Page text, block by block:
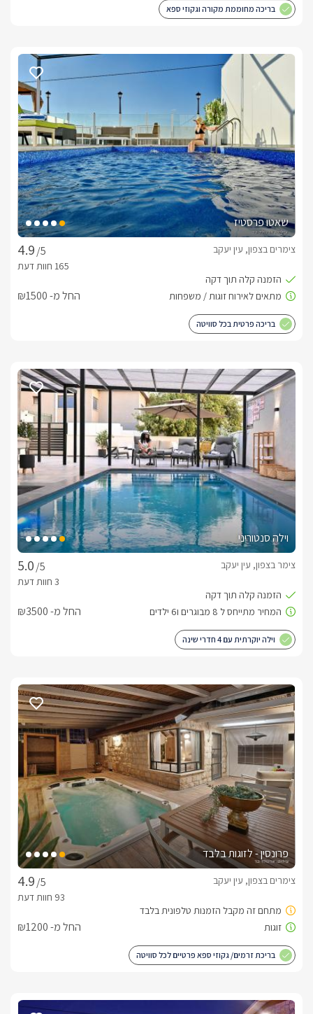
בריכה מחוממת מקורה וגקוזי ספא
שאטו פרסטיז
/5
צימרים בצפון, עין יעקב
החל מ- ₪1500
בריכה פרטית בכל סוויטה
וילה סנטוריני
/5
צימר בצפון, עין יעקב
החל מ- ₪3500
וילה יוקרתית עם 4 חדרי שינה
פרונסין - לזוגות בלבד
/5
צימרים בצפון, עין יעקב
החל מ- ₪1200
בריכת זרמים/ גקוזי ספא פרטיים לכל סוויטה